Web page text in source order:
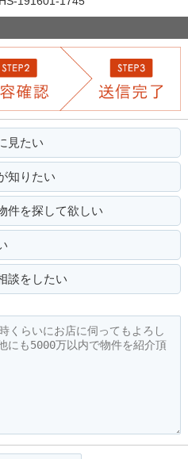
見たい
知りたい
件を探して欲しい
談をしたい